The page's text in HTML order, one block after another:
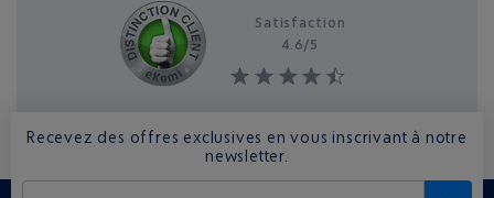
Satisfaction
4.6/5
Recevez des offres exclusives en vous inscrivant à notre
newsletter.